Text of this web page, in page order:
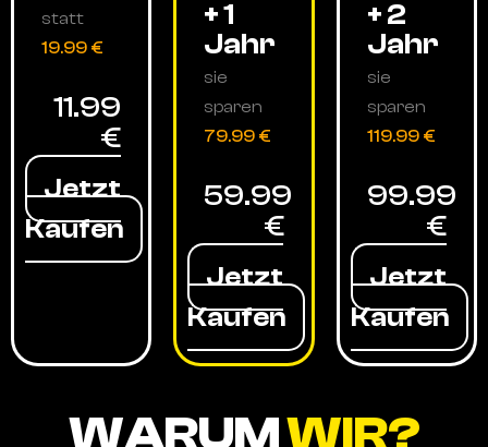
statt
19.99 €
11.99
€
Jetzt
Kaufen
+ 1
Jahr
sie
sparen
79.99 €
59.99
€
Jetzt
Kaufen
+ 2
Jahr
sie
sparen
119.99 €
99.99
€
Jetzt
Kaufen
WARUMWIR?